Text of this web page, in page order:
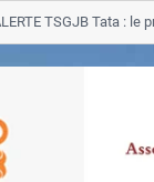
TSGJB Tata : le
les zones sinistrees